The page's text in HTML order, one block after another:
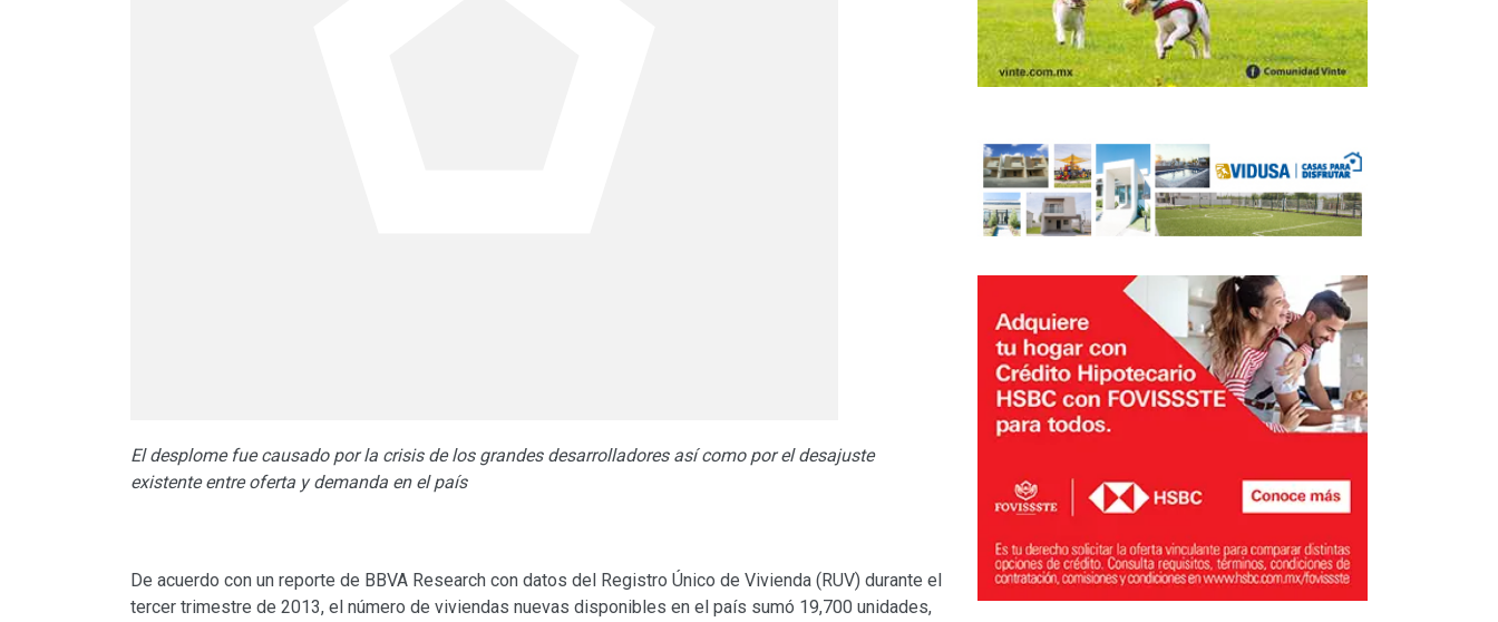
El desplome fue causado por la crisis de los grandes desarrolladores así como por el desajuste
existente entre oferta y demanda en el país
De acuerdo con un reporte de BBVA Research con datos del Registro Único de Vivienda (RUV) durante el
tercer trimestre de 2013, el número de viviendas nuevas disponibles en el país sumó 19,700 unidades,